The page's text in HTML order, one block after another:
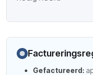
Gefactureerd: